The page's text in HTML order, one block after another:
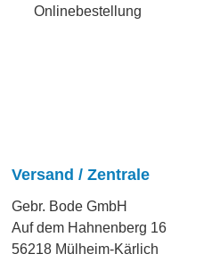
Onlinebestellung
Versand / Zentrale
Gebr. Bode GmbH
Auf dem Hahnenberg 16
56218 Mülheim-Kärlich